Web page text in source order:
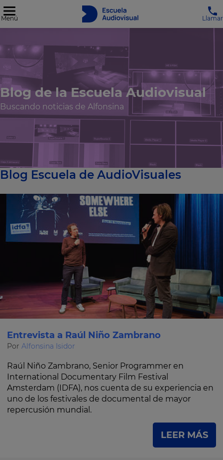
Menú Llamar
Blog de la Escuela Audiovisual
Buscando noticias de Alfonsina
Blog Escuela de AudioVisuales
Entrevista a Raúl Niño Zambrano
Por Alfonsina Isidor
Raúl Niño Zambrano, Senior Programmer en
International Documentary Film Festival
Amsterdam (IDFA), nos cuenta de su experiencia en
uno de los festivales de documental de mayor
repercusión mundial.
LEER MÁS